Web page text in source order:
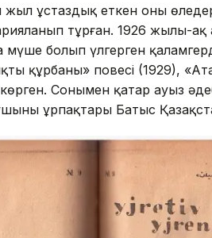
жыл ұстаздық еткен оның
тұрған. 1926 жылы-
болып үлгерген
құрбаны» повесі (1929),
Сонымен қатар ауыз
ұрпақтары Батыс